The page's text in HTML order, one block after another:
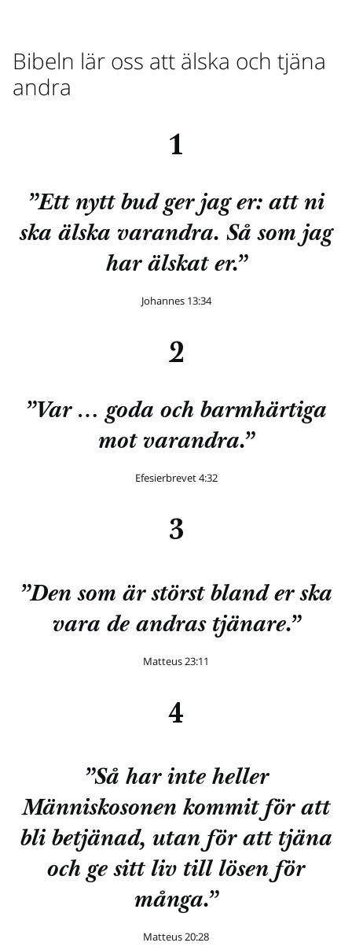
Bibeln lär oss att älska och tjäna
andra
1
”Ett nytt bud ger jag er: att ni
ska älska varandra. Så som jag
har älskat er.”
Johannes 13:34
2
”Var … goda och barmhärtiga
mot varandra.”
Efesierbrevet 4:32
3
”Den som är störst bland er ska
vara de andras tjänare.”
Matteus 23:11
4
”Så har inte heller
Människosonen kommit för att
bli betjänad, utan för att tjäna
och ge sitt liv till lösen för
många.”
Matteus 20:28